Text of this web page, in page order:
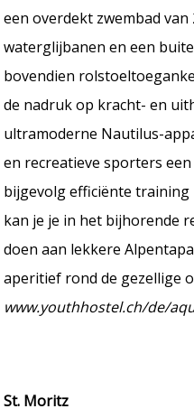
een overdekt zwembad
waterglijbanen en een
bovendien
de nadruk op kracht- en
ultramoderne Nautilus-
en recreatieve sporters
bijgevolg efficiënte
kan je je in het bijhorende
doen aan lekkere
aperitief rond de gezellige
www.youthhostel.ch/de/
St. Moritz